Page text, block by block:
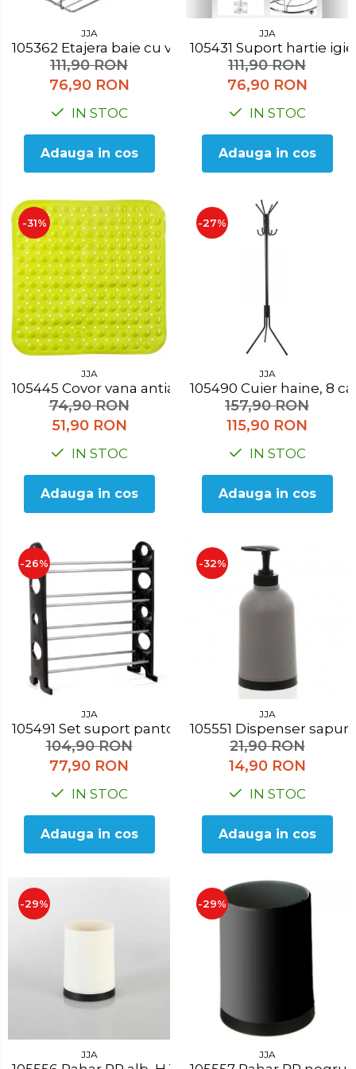
JJA
105362 Etajera baie cu ventuza
111,90 RON
76,90 RON
IN STOC
Adauga in cos
JJA
105431 Suport hartie
111,90 RON
76,90 RON
IN STOC
Adauga in cos
-31%
JJA
105445 Covor vana antialunecare verde
74,90 RON
51,90 RON
IN STOC
Adauga in cos
-27%
JJA
105490 Cuier haine, 8
157,90 RON
115,90 RON
IN STOC
Adauga in cos
-26%
JJA
105491 Set suport pantofi, 65x20x64 cm
104,90 RON
77,90 RON
IN STOC
Adauga in cos
-32%
JJA
105551 Dispenser
21,90 RON
14,90 RON
IN STOC
Adauga in cos
-29%
JJA
-29%
JJA